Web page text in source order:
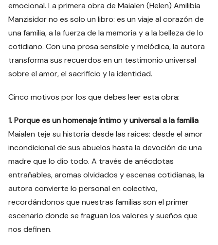
emocional. La primera obra de Maialen (Helen) Amilibia
Manzisidor no es solo un libro: es un viaje al corazón de
una familia, a la fuerza de la memoria y a la belleza de lo
cotidiano. Con una prosa sensible y melódica, la autora
transforma sus recuerdos en un testimonio universal
sobre el amor, el sacrificio y la identidad.
Cinco motivos por los que debes leer esta obra:
1. Porque es un homenaje íntimo y universal a la familia
Maialen teje su historia desde las raíces: desde el amor
incondicional de sus abuelos hasta la devoción de una
madre que lo dio todo. A través de anécdotas
entrañables, aromas olvidados y escenas cotidianas, la
autora convierte lo personal en colectivo,
recordándonos que nuestras familias son el primer
escenario donde se fraguan los valores y sueños que
nos definen.